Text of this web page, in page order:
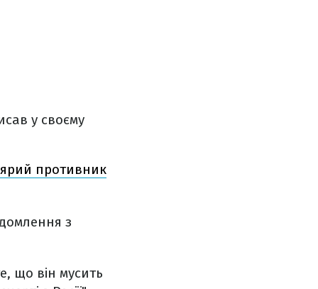
у своєму
ярий противник
з
що він мусить